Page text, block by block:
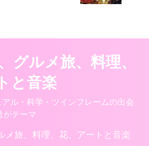
グルメ旅、料理、
と音楽
ル・科学・ツインフレームの出会
がテーマ
旅、料理、花、アートと音楽